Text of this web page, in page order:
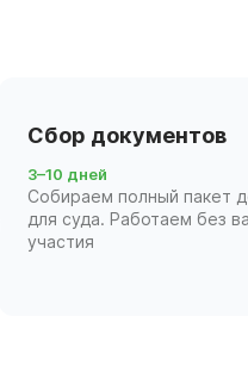
Сбор документов
3–10 дней
Собираем полный пакет
для суда. Работаем без
участия